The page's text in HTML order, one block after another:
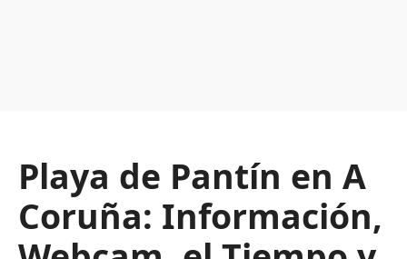
Playa de Pantín en A
Coruña: Información,